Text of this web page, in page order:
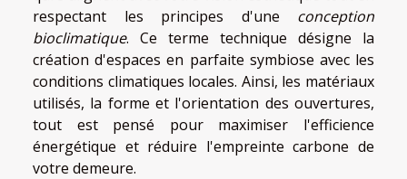
respectant les principes d'une conception
bioclimatique. Ce terme technique désigne la
création d'espaces en parfaite symbiose avec les
conditions climatiques locales. Ainsi, les matériaux
utilisés, la forme et l'orientation des ouvertures,
tout est pensé pour maximiser l'efficience
énergétique et réduire l'empreinte carbone de
votre demeure.